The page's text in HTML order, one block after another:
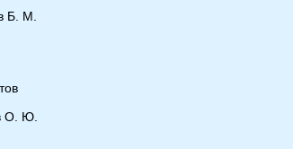
Б. М.
О. Ю.